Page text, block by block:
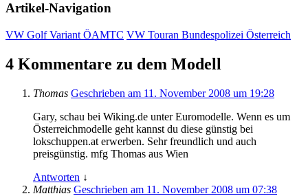
Artikel-Navigation
VW Golf Variant ÖAMTC VW Touran Bundespolizei Österreich
4 Kommentare zu dem Modell
Thomas Geschrieben am 11. November 2008 um 19:28
Gary, schau bei Wiking.de unter Euromodelle. Wenn es um
Österreichmodelle geht kannst du diese günstig bei
lokschuppen.at erwerben. Sehr freundlich und auch
preisgünstig. mfg Thomas aus Wien
Antworten ↓
Matthias Geschrieben am 11. November 2008 um 07:38